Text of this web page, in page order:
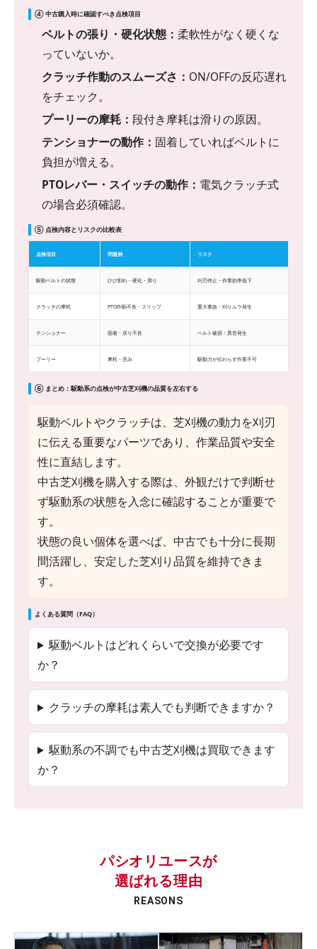
④ 中古購入時に確認すべき点検項目
ベルトの張り・硬化状態： 柔軟性がなく硬くな
っていないか。
クラッチ作動のスムーズさ： ON/OFFの反応遅れ
をチェック。
プーリーの摩耗： 段付き摩耗は滑りの原因。
テンショナーの動作： 固着していればベルトに
負担が増える。
PTOレバー・スイッチの動作： 電気クラッチ式
の場合必須確認。
⑤ 点検内容とリスクの比較表
点検項目 問題例 リスク
駆動ベルトの状態 ひび割れ・硬化・滑り 刈刃停止・作業効率低下
クラッチの摩耗 PTO作動不良・スリップ 重大事故・刈りムラ発生
テンショナー 固着・戻り不良 ベルト破損・異音発生
プーリー 摩耗・歪み 駆動力が伝わらず作業不可
⑥ まとめ：駆動系の点検が中古芝刈機の品質を左右する
駆動ベルトやクラッチは、芝刈機の動力を刈刃
に伝える重要なパーツであり、作業品質や安全
性に直結します。
中古芝刈機を購入する際は、外観だけで判断せ
ず駆動系の状態を入念に確認することが重要で
す。
状態の良い個体を選べば、中古でも十分に長期
間活躍し、安定した芝刈り品質を維持できま
す。
よくある質問（FAQ）
駆動ベルトはどれくらいで交換が必要です
か？
クラッチの摩耗は素人でも判断できますか？
駆動系の不調でも中古芝刈機は買取できます
か？
パシオリユースが
選ばれる理由
REASONS